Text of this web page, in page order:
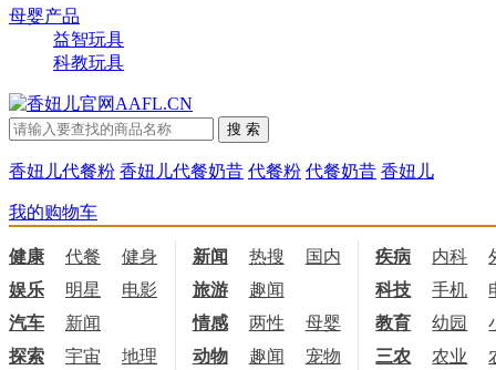
母婴产品
益智玩具
科教玩具
香妞儿代餐粉 香妞儿代餐奶昔 代餐粉 代餐奶昔 香妞儿
我的购物车
健康 代餐 健身 饮食
新闻 热搜 国内 国际
疾病 内科
娱乐
明星 电影 电视
旅游 趣闻 科技 手机
汽车
新闻 情感 两性 母婴 职场
教育 幼园
探索
宇宙 地理 天文
动物 趣闻 宠物 三农 农业